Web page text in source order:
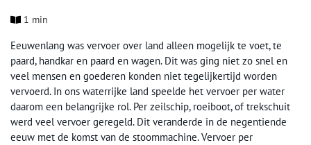
1 min
Eeuwenlang was vervoer over land alleen mogelijk te voet, te
paard, handkar en paard en wagen. Dit was ging niet zo snel en
veel mensen en goederen konden niet tegelijkertijd worden
vervoerd. In ons waterrijke land speelde het vervoer per water
daarom een belangrijke rol. Per zeilschip, roeiboot, of trekschuit
werd veel vervoer geregeld. Dit veranderde in de negentiende
eeuw met de komst van de stoommachine. Vervoer per